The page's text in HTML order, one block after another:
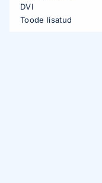
DVI
Toode lisatud